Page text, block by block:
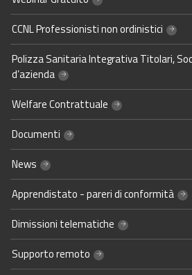
CCNL Professionisti non ordinistici
Polizza Sanitaria Integrativa Titolari,
d’azienda
Welfare Contrattuale
Documenti
News
Apprendistato - pareri di conformità
Dimissioni telematiche
Supporto remoto